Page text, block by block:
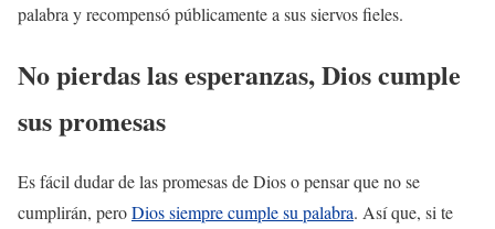
palabra y recompensó públicamente a sus siervos fieles.
No pierdas las esperanzas, Dios cumple
sus promesas
Es fácil dudar de las promesas de Dios o pensar que no se
cumplirán, peroDios siempre cumple su palabra. Así que, si te